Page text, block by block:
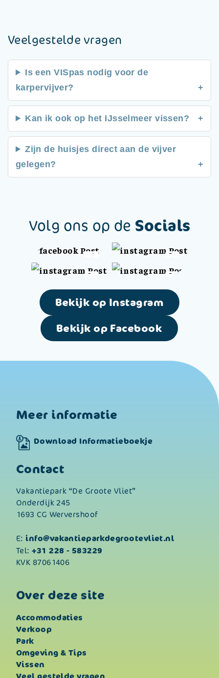
Veelgestelde vragen
Is een VISpas nodig voor de
karpervijver?
Kan ik ook op het IJsselmeer vissen?
Zijn de huisjes direct aan de vijver
gelegen?
Volg ons op de Socials
Bekijk op Instagram
Bekijk op Facebook
Meer informatie
Download Informatieboekje
Contact
Vakantiepark “De Groote Vliet”
Onderdijk 245
1693 CG Wervershoof
E: info@vakantieparkdegrootevliet.nl
Tel:+31 228 - 583229
KVK 87061406
Over deze site
Accommodaties
Verkoop
Park
Omgeving & Tips
Vissen